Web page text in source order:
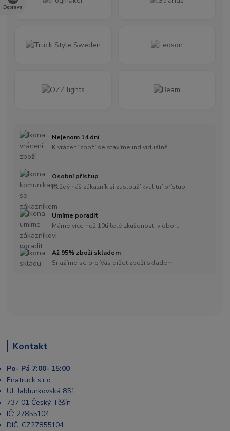
Doprava
Nejenom 14 dní
K vrácení zboží se stavíme individuálně
Osobní přístup
Každý náš zákazník si zaslouží kvalitní přístup
Umíme poradit
Máme více než 10ti leté zkušenosti v oboru
Až 95% zboží skladem
Snažíme se pro Vás držet zboží skladem
Kontakt
Po- Pá 7:00- 15:00
Enatruck s.r.o.
Ul. Jablunkovská 851
737 01 Český Těšín
IČ: 27855104
DIČ: CZ27855104